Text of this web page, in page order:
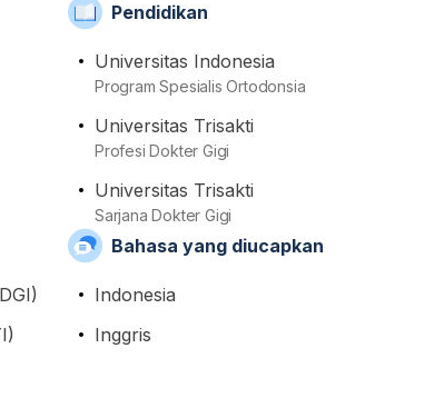
Pendidikan
Universitas Indonesia
Program Spesialis Ortodonsia
Universitas Trisakti
Profesi Dokter Gigi
Universitas Trisakti
Sarjana Dokter Gigi
Bahasa yang diucapkan
Indonesia
Inggris